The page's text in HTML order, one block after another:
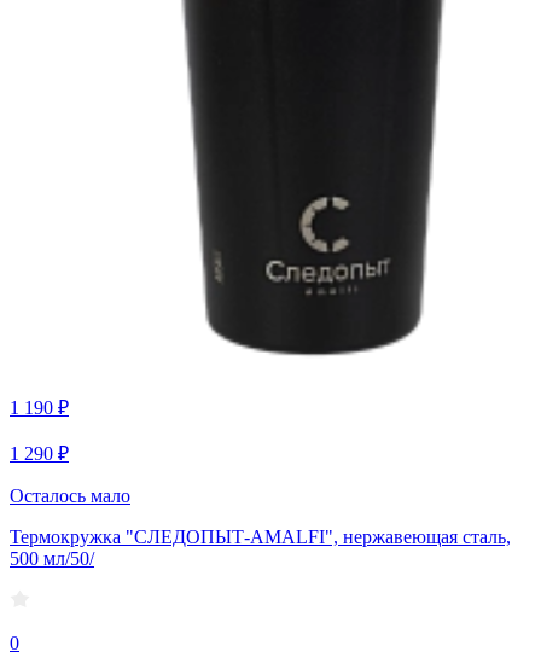
1 190 ₽
1 290 ₽
Осталось мало
Термокружка "СЛЕДОПЫТ-AMALFI", нержавеющая сталь,
500 мл/50/
0